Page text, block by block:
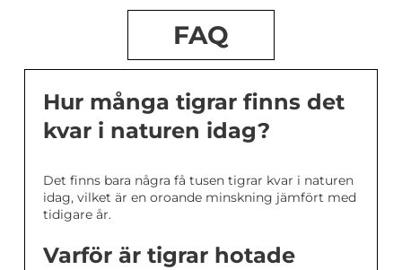
FAQ
Hur många tigrar finns det
kvar i naturen idag?
Det finns bara några få tusen tigrar kvar i naturen
idag, vilket är en oroande minskning jämfört med
tidigare år.
Varför är tigrar hotade